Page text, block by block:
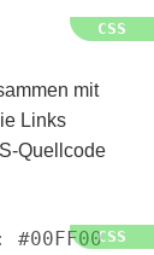
mit
Links
Quellcode
#00FF00;